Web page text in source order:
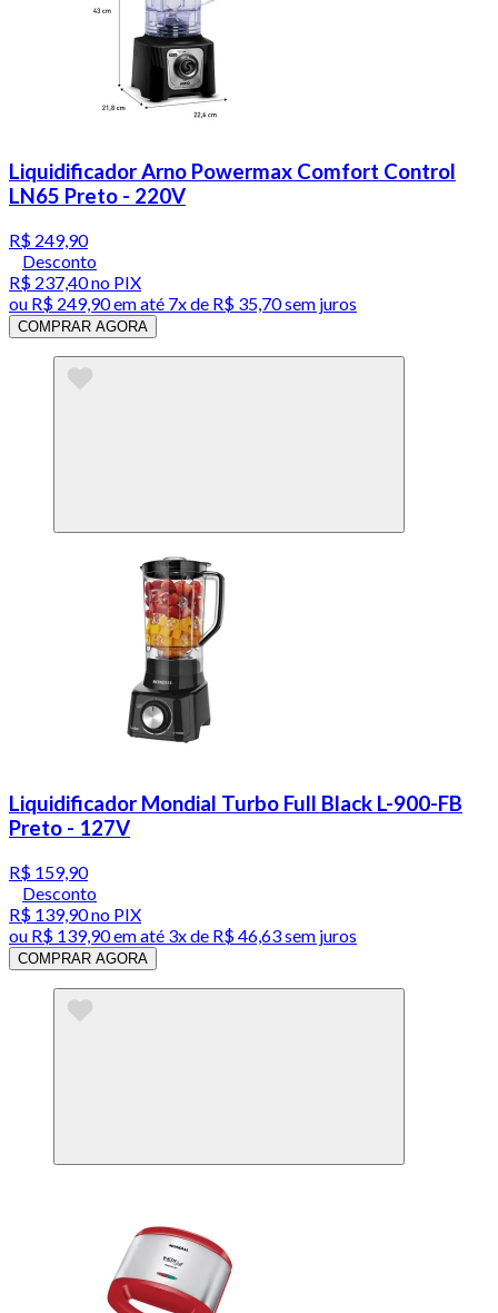
Liquidificador Arno Powermax Comfort Control
LN65 Preto - 220V
R$ 249,90
Desconto
R$ 237,40no PIX
ou R$ 249,90em até 7x de R$ 35,70 sem juros
COMPRAR AGORA
Liquidificador Mondial Turbo Full Black L-900-FB
Preto - 127V
R$ 159,90
Desconto
R$ 139,90no PIX
ou R$ 139,90em até 3x de R$ 46,63 sem juros
COMPRAR AGORA